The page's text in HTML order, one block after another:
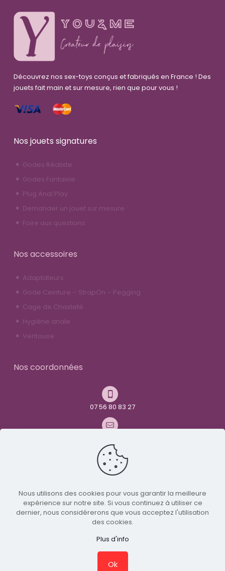
Découvrez nos sex-toys conçus et fabriqués en France ! Des
jouets fait main et sur mesure, rien que pour vous !
Nos jouets signatures
Godes Réaliste
Godes Fantaisie
Plug Anal Play
Demander un jouet sur mesure
Foire aux questions
Nos accessoires
Adaptateurs
Gode Ceinture – StrapOn – Pegging
Cage de Chasteté
Hygiène anale
Ventouse
Nos coordonnées
07 56 80 83 27
Avenue René Maurice Simonet
Nous suivre sur Twitter
© 2024 You and me - Tous droits réservés | Réalisé par
Nous utilisons des cookies pour vous garantir la meilleure
expérience sur notre site. Si vous continuez à utiliser ce
dernier, nous considérerons que vous acceptez l'utilisation
des cookies.
Plus d'info
Ok